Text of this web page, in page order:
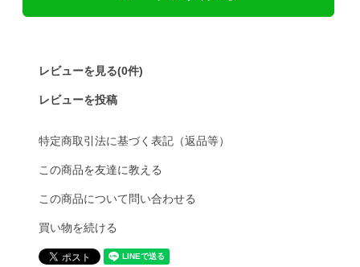
レビューを見る(0件)
レビューを投稿
特定商取引法に基づく表記（返品等）
この商品を友達に教える
この商品について問い合わせる
買い物を続ける